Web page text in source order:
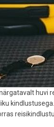
huvi